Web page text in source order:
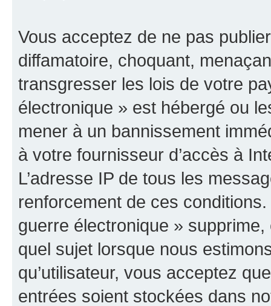
Vous acceptez de ne pas
diffamatoire, choquant,
transgresser les lois de votre
électronique » est hébergé ou
mener à un bannissement
à votre fournisseur d’accès à
L’adresse IP de tous les
renforcement de ces
guerre électronique »
quel sujet lorsque nous
qu’utilisateur, vous acceptez
entrées soient stockées dans